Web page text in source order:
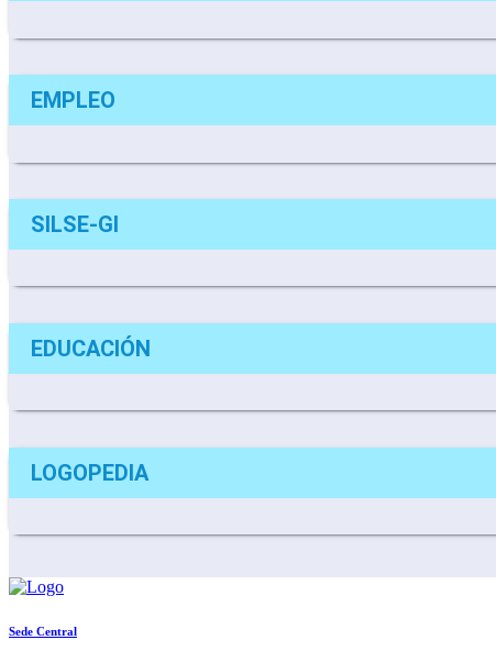
EMPLEO
SILSE-GI
EDUCACIÓN
LOGOPEDIA
Sede Central